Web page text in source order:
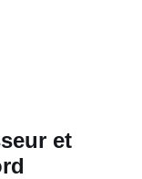
et